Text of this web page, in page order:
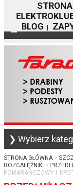
BLOG
❯ Wybierz
STRONA GŁÓWNA
ROZGAŁĘŹNIKI
POMARAŃCZOWY 1-